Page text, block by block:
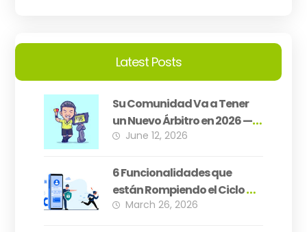
Latest Posts
Su Comunidad Va a Tener
un Nuevo Árbitro en 2026 —
¿Está Su PH Preparado?
June 12, 2026
6 Funcionalidades que
están Rompiendo el Ciclo de
Inseguridad Residencial
March 26, 2026